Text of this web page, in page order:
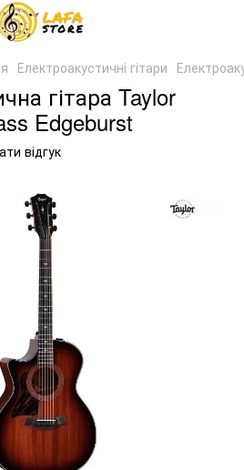
Електроакустичні гітари
гітара Taylor
Edgeburst
відгук